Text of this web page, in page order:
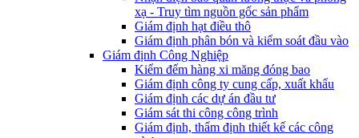
xạ - Truy tìm nguồn gốc sản phẩm
Giám định hạt điều thô
Giám định phân bón và kiểm soát đầu vào
Giám định Công Nghiệp
Kiểm đếm hàng xi măng đóng bao
Giám định công ty cung cấp, xuất khẩu
Giám định các dự án đầu tư
Giám sát thi công công trình
Giám định, thẩm định thiết kế các công